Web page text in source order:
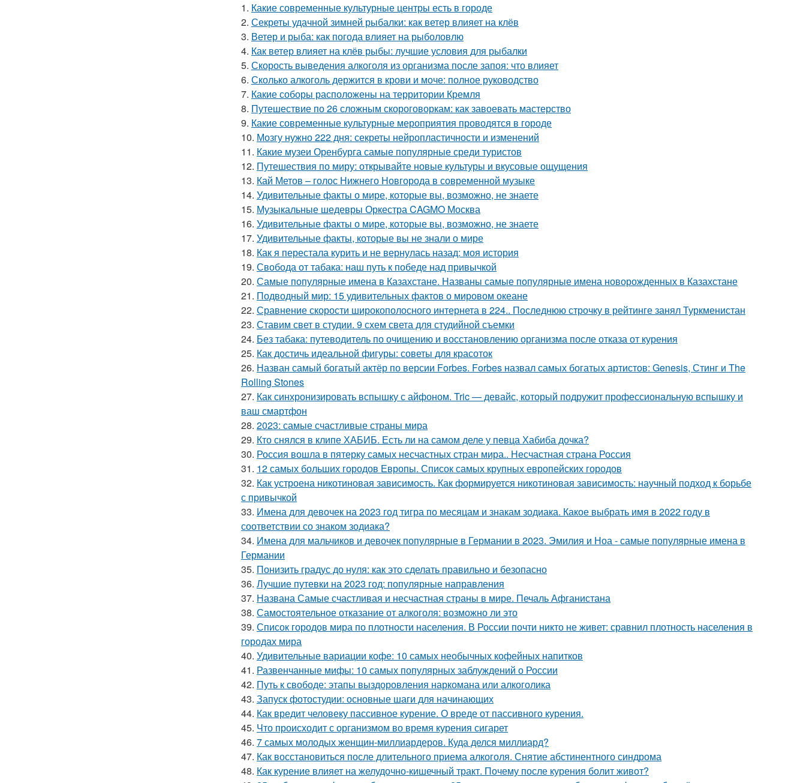
1. Какие современные культурные центры есть в городе
2. Секреты удачной зимней рыбалки: как ветер влияет на клёв
3. Ветер и рыба: как погода влияет на рыболовлю
4. Как ветер влияет на клёв рыбы: лучшие условия для рыбалки
5. Скорость выведения алкоголя из организма после запоя: что влияет
6. Сколько алкоголь держится в крови и моче: полное руководство
7. Какие соборы расположены на территории Кремля
8. Путешествие по 26 сложным скороговоркам: как завоевать мастерство
9. Какие современные культурные мероприятия проводятся в городе
10. Мозгу нужно 222 дня: секреты нейропластичности и изменений
11. Какие музеи Оренбурга самые популярные среди туристов
12. Путешествия по миру: открывайте новые культуры и вкусовые ощущения
13. Кай Метов – голос Нижнего Новгорода в современной музыке
14. Удивительные факты о мире, которые вы, возможно, не знаете
15. Музыкальные шедевры Оркестра CAGMO Москва
16. Удивительные факты о мире, которые вы, возможно, не знаете
17. Удивительные факты, которые вы не знали о мире
18. Как я перестала курить и не вернулась назад: моя история
19. Свобода от табака: наш путь к победе над привычкой
20. Самые популярные имена в Казахстане. Названы самые популярные имена новорожденных в Казахстане
21. Подводный мир: 15 удивительных фактов о мировом океане
22. Сравнение скорости широкополосного интернета в 224.. Последнюю строчку в рейтинге занял Туркменистан
23. Ставим свет в студии. 9 схем света для студийной съемки
24. Без табака: путеводитель по очищению и восстановлению организма после отказа от курения
25. Как достичь идеальной фигуры: советы для красоток
26. Назван самый богатый актёр по версии Forbes. Forbes назвал самых богатых артистов: Genesis, Стинг и The
Rolling Stones
27. Как синхронизировать вспышку с айфоном. Tric — девайс, который подружит профессиональную вспышку и
ваш смартфон
28. 2023: самые счастливые страны мира
29. Кто снялся в клипе ХАБИБ. Есть ли на самом деле у певца Хабиба дочка?
30. Россия вошла в пятерку самых несчастных стран мира.. Несчастная страна Россия
31. 12 самых больших городов Европы. Список самых крупных европейских городов
32. Как устроена никотиновая зависимость. Как формируется никотиновая зависимость: научный подход к борьбе
с привычкой
33. Имена для девочек на 2023 год тигра по месяцам и знакам зодиака. Какое выбрать имя в 2022 году в
соответствии со знаком зодиака?
34. Имена для мальчиков и девочек популярные в Германии в 2023. Эмилия и Ноа - самые популярные имена в
Германии
35. Понизить градус до нуля: как это сделать правильно и безопасно
36. Лучшие путевки на 2023 год: популярные направления
37. Названа Самые счастливая и несчастная страны в мире. Печаль Афганистана
38. Самостоятельное отказание от алкоголя: возможно ли это
39. Список городов мира по плотности населения. В России почти никто не живет: сравнил плотность населения в
городах мира
40. Удивительные вариации кофе: 10 самых необычных кофейных напитков
41. Развенчанные мифы: 10 самых популярных заблуждений о России
42. Путь к свободе: этапы выздоровления наркомана или алкоголика
43. Запуск фотостудии: основные шаги для начинающих
44. Как вредит человеку пассивное курение. О вреде от пассивного курения.
45. Что происходит с организмом во время курения сигарет
46. 7 самых молодых женщин-миллиардеров. Куда делся миллиард?
47. Как восстановиться после длительного приема алкоголя. Снятие абстинентного синдрома
48. Как курение влияет на желудочно-кишечный тракт. Почему после курения болит живот?